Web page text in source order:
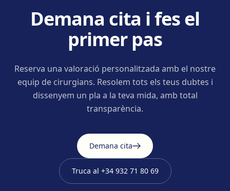
Demana cita i fes el
primer pas
Reserva una valoració personalitzada amb el nostre
equip de cirurgians. Resolem tots els teus dubtes i
dissenyem un pla a la teva mida, amb total
transparència.
Demana cita
Truca al +34 932 71 80 69